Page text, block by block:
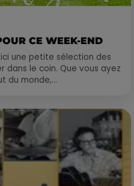
CE WEEK-END
une petite sélection des
dans le coin. Que vous ayez
du monde,...